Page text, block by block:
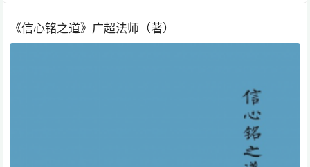
《信心铭之道》广超法师（著）